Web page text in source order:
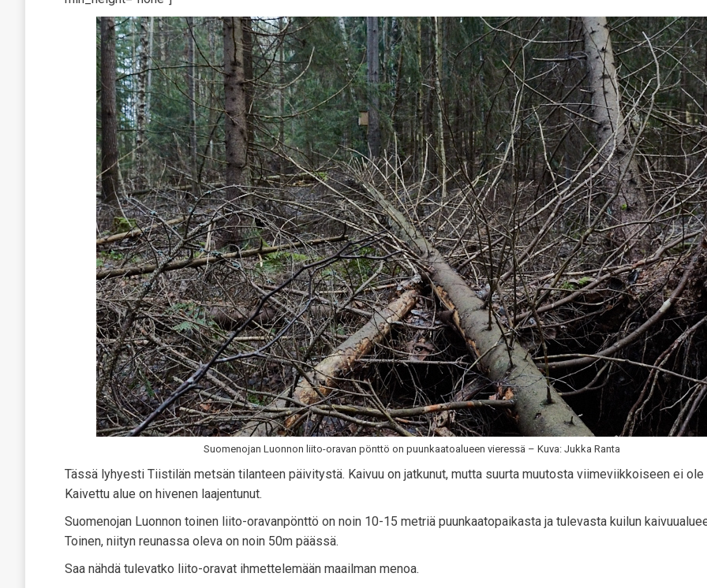
Suomenojan Luonnon liito-oravan pönttö on puunkaatoalueen vieressä – Kuva: Jukka Ranta
Tässä lyhyesti Tiistilän metsän tilanteen päivitystä. Kaivuu on jatkunut, mutta suurta muutosta viimeviikkoiseen ei ole
Kaivettu alue on hivenen laajentunut.
Suomenojan Luonnon toinen liito-oravanpönttö on noin 10-15 metriä puunkaatopaikasta ja tulevasta kuilun
Toinen, niityn reunassa oleva on noin 50m päässä.
Saa nähdä tulevatko liito-oravat ihmettelemään maailman menoa.